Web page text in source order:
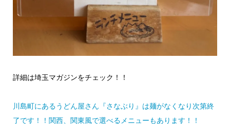
詳細は埼玉マガジンをチェック！！
川島町にあるうどん屋さん『さなぶり』は麺がなくなり次第終
了です！！関西、関東風で選べるメニューもあります！！